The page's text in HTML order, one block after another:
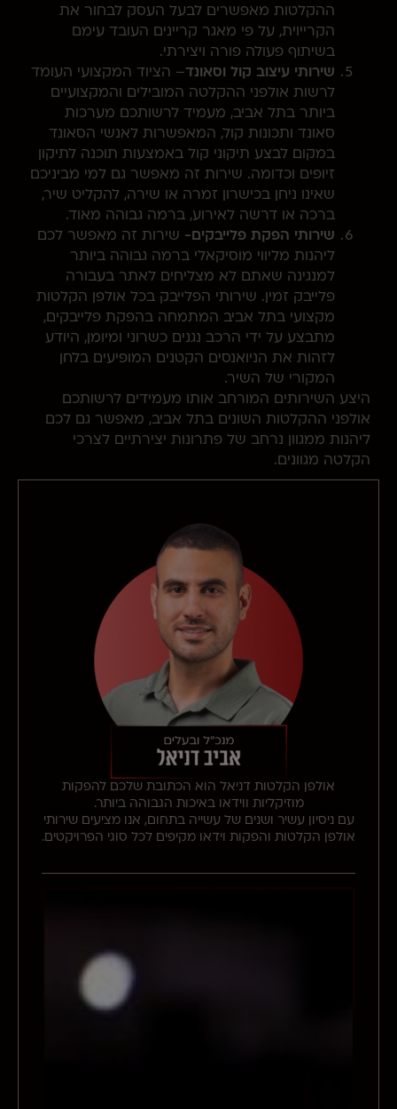
ההקלטות מאפשרים לבעל העסק לבחור את
הקרייוית, על פי מאגר קריינים העובד עימם
בשיתוף פעולה פורה ויצירתי.
שירותי עיצוב קול וסאונד– הציוד המקצועי העומד
לרשות אולפני ההקלטה המובילים והמקצועיים
ביותר בתל אביב, מעמיד לרשותכם מערכות
סאונד ותכונות קול, המאפשרות לאנשי הסאונד
במקום לבצע תיקוני קול באמצעות תוכנה לתיקון
זיופים וכדומה. שירות זה מאפשר גם למי מביניכם
שאינו ניחן בכישרון זמרה או שירה, להקליט שיר,
ברכה או דרשה לאירוע, ברמה גבוהה מאוד.
שירותי הפקת פלייבקים- שירות זה מאפשר לכם
ליהנות מליווי מוסיקאלי ברמה גבוהה ביותר
למנגינה שאתם לא מצליחים לאתר בעבורה
פלייבק זמין. שירותי הפלייבק בכל אולפן הקלטות
מקצועי בתל אביב המתמחה בהפקת פלייבקים,
מתבצע על ידי הרכב נגנים כשרוני ומיומן, היודע
לזהות את הניואנסים הקטנים המופיעים בלחן
המקורי של השיר.
היצע השירותים המורחב אותו מעמידים לרשותכם
אולפני ההקלטות השונים בתל אביב, מאפשר גם לכם
ליהנות ממגוון נרחב של פתרונות יצירתיים לצרכי
הקלטה מגוונים.
אולפן הקלטות דניאל הוא הכתובת שלכם להפקות
מוזיקליות ווידאו באיכות הגבוהה ביותר.
עם ניסיון עשיר ושנים של עשייה בתחום, אנו מציעים שירותי
אולפן הקלטות והפקות וידאו מקיפים לכל סוגי הפרויקטים.